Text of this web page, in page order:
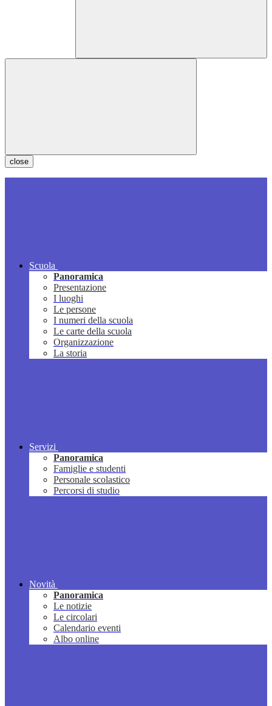
close
Scuola
Panoramica
Presentazione
I luoghi
Le persone
I numeri della scuola
Le carte della scuola
Organizzazione
La storia
Servizi
Panoramica
Famiglie e studenti
Personale scolastico
Percorsi di studio
Novità
Panoramica
Le notizie
Le circolari
Calendario eventi
Albo online